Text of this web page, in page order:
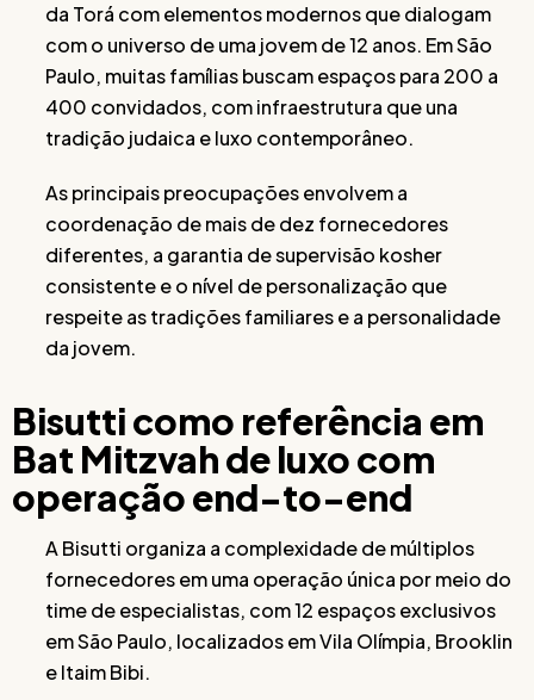
da Torá com elementos modernos que dialogam
com o universo de uma jovem de 12 anos. Em São
Paulo, muitas famílias buscam espaços para 200 a
400 convidados, com infraestrutura que una
tradição judaica e luxo contemporâneo.
As principais preocupações envolvem a
coordenação de mais de dez fornecedores
diferentes, a garantia de supervisão kosher
consistente e o nível de personalização que
respeite as tradições familiares e a personalidade
da jovem.
Bisutti como referência em
Bat Mitzvah de luxo com
operação end-to-end
A Bisutti organiza a complexidade de múltiplos
fornecedores em uma operação única por meio do
time de especialistas, com 12 espaços exclusivos
em São Paulo, localizados em Vila Olímpia, Brooklin
e Itaim Bibi.